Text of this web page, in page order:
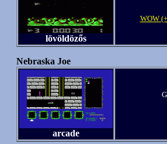
lövöldözős
WOW
Nebraska Joe
arcade